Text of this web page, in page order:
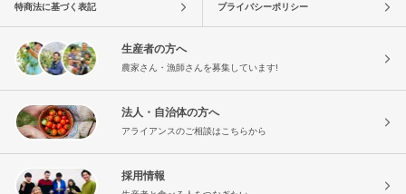
特商法に基づく表記 プライバシーポリシー
生産者の方へ
農家さん・漁師さんを募集しています!
法人・自治体の方へ
アライアンスのご相談はこちらから
採用情報